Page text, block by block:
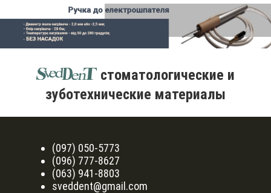
стоматологические и
зуботехнические материалы
(097) 050-5773
(096) 777-8627
(063) 941-8803
sveddent@gmail.com